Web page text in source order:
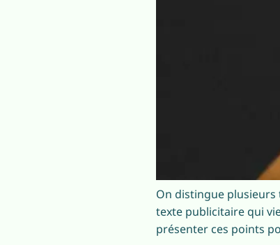
On distingue plusieurs
texte publicitaire qui
présenter ces points